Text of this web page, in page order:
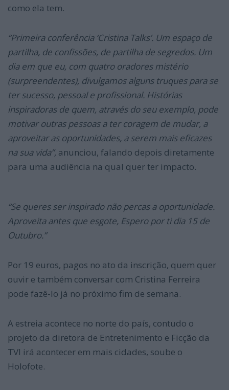
como ela tem.
“Primeira conferência ‘Cristina Talks’. Um espaço de
partilha, de confissões, de partilha de segredos. Um
dia em que eu, com quatro oradores mistério
(surpreendentes), divulgamos alguns truques para se
ter sucesso, pessoal e profissional. Histórias
inspiradoras de quem, através do seu exemplo, pode
motivar outras pessoas a ter coragem de mudar, a
aproveitar as oportunidades, a serem mais eficazes
na sua vida”, anunciou, falando depois diretamente
para uma audiência na qual quer ter impacto.
“Se queres ser inspirado não percas a oportunidade.
Aproveita antes que esgote, Espero por ti dia 15 de
Outubro.”
Por 19 euros, pagos no ato da inscrição, quem quer
ouvir e também conversar com Cristina Ferreira
pode fazê-lo já no próximo fim de semana.
A estreia acontece no norte do país, contudo o
projeto da diretora de Entretenimento e Ficção da
TVI irá acontecer em mais cidades, soube o
Holofote.